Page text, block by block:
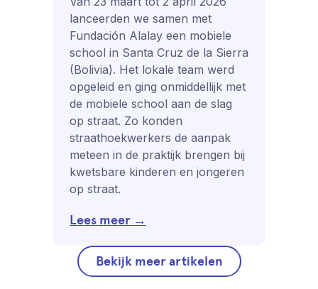
lanceerden we samen met
Fundación Alalay een mobiele
school in Santa Cruz de la Sierra
(Bolivia). Het lokale team werd
opgeleid en ging onmiddellijk met
de mobiele school aan de slag
op straat. Zo konden
straathoekwerkers de aanpak
meteen in de praktijk brengen bij
kwetsbare kinderen en jongeren
op straat.
Lees meer →
Bekijk meer artikelen